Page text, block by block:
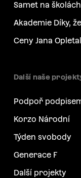
Samet na školách
Akademie Díky,
Ceny Jana
Další naše
Podpoř
Korzo Národní
Týden svobody
Generace F
Další projekty